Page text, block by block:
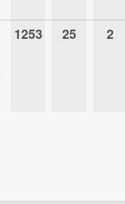
1253 25 2